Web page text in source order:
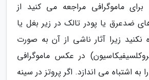
برای ماموگرافی مراجعه می کنید از
ضدعرق یا پودر تالک در زیر بغل یا
نکنید زیرا آثار ناشی از آن به صورت
در عکس ماموگرافی
اشتباه می اندازد. اگر پروتز در سینه